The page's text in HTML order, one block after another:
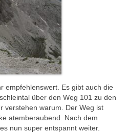
empfehlenswert. Es gibt auch die
über den Weg 101 zu den
verstehen warum. Der Weg ist
atemberaubend. Nach dem
nun super entspannt weiter.